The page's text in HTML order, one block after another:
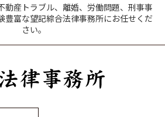
動産トラブル、離婚、労働問題、刑事事
豊富な望記綜合法律事務所にお任せくだ
さい。